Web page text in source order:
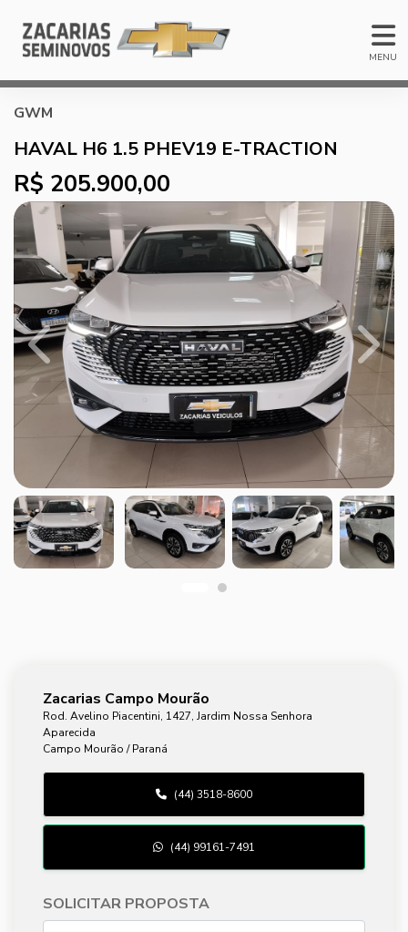
MENU
GWM
HAVAL H6 1.5 PHEV19 E-TRACTION
R$ 205.900,00
Previous Next
Zacarias Campo Mourão
Rod. Avelino Piacentini, 1427, Jardim Nossa Senhora
Aparecida
Campo Mourão / Paraná
(44) 3518-8600
(44) 99161-7491
SOLICITAR PROPOSTA